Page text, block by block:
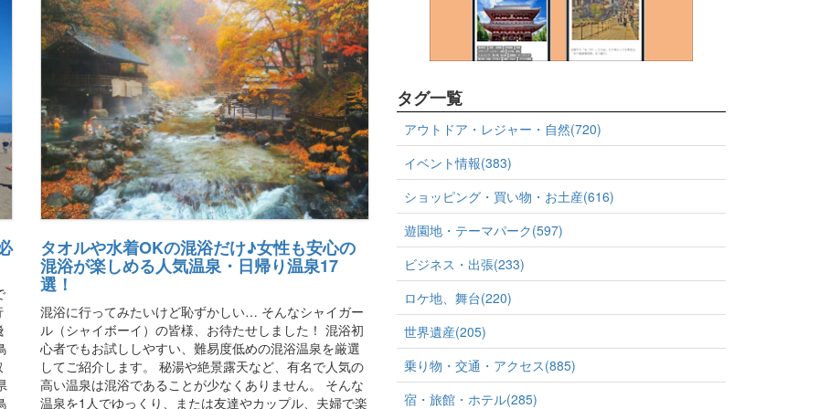
タオルや水着OKの混浴だけ♪女性も安心の
混浴が楽しめる人気温泉・日帰り温泉17
選！
混浴に行ってみたいけど恥ずかしい… そんなシャイガー
ル（シャイボーイ）の皆様、お待たせしました！ 混浴初
心者でもお試ししやすい、難易度低めの混浴温泉を厳選
してご紹介します。 秘湯や絶景露天など、有名で人気の
高い温泉は混浴であることが少なくありません。 そんな
温泉を1人でゆっくり、または友達やカップル、夫婦で楽
タグ一覧
アウトドア・レジャー・自然(720)
イベント情報(383)
ショッピング・買い物・お土産(616)
遊園地・テーマパーク(597)
ビジネス・出張(233)
ロケ地、舞台(220)
世界遺産(205)
乗り物・交通・アクセス(885)
宿・旅館・ホテル(285)